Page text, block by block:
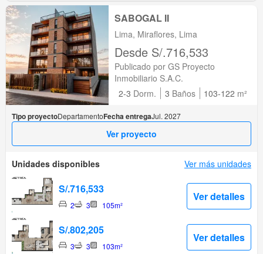
SABOGAL II
Lima, Miraflores, Lima
Desde S/.716,533
Publicado por GS Proyecto
Inmobiliario S.A.C.
2-3 Dorm. 3 Baños 103-122 m²
Tipo proyectoDepartamentoFecha entregaJul. 2027
Ver proyecto
Unidades disponibles Ver más unidades
S/.716,533
2 3 105m²
Ver detalles
S/.802,205
3 3 103m²
Ver detalles